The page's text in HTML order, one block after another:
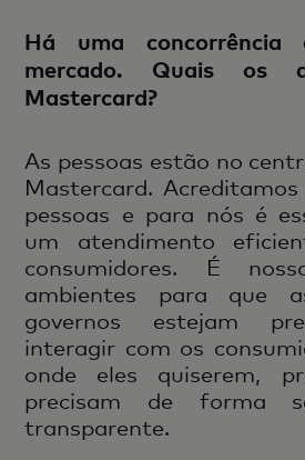
Há uma concorrência
mercado. Quais os
Mastercard?
As pessoas estão no
Mastercard.
pessoas e para nós é
um atendimento
consumidores. É
ambientes para que
governos estejam
interagir com os
onde eles quiserem,
precisam de forma
transparente.